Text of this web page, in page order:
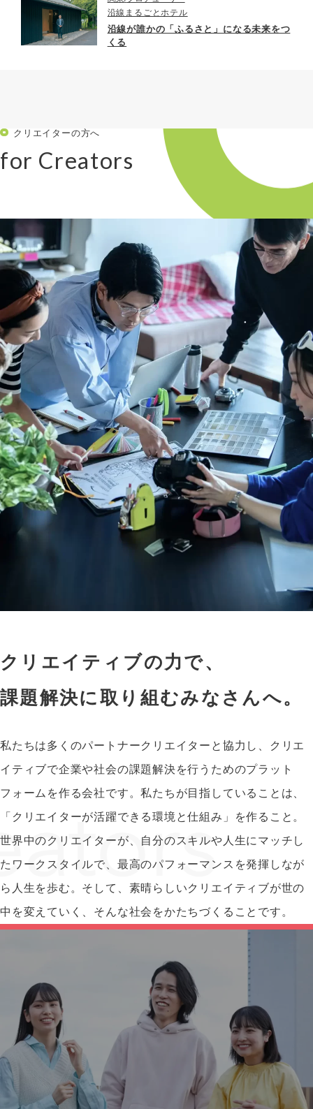
沿線まるごとホテル
沿線が誰かの「ふるさと」になる未来をつ
くる
クリエイターの方へ
for Creators
クリエイティブの力で、
課題解決に取り組むみなさんへ。
私たちは多くのパートナークリエイターと協力し、クリエ
イティブで企業や社会の課題解決を行うためのプラット
フォームを作る会社です。私たちが目指していることは、
「クリエイターが活躍できる環境と仕組み」を作ること。
世界中のクリエイターが、自分のスキルや人生にマッチし
たワークスタイルで、最高のパフォーマンスを発揮しなが
ら人生を歩む。そして、素晴らしいクリエイティブが世の
中を変えていく、そんな社会をかたちづくることです。